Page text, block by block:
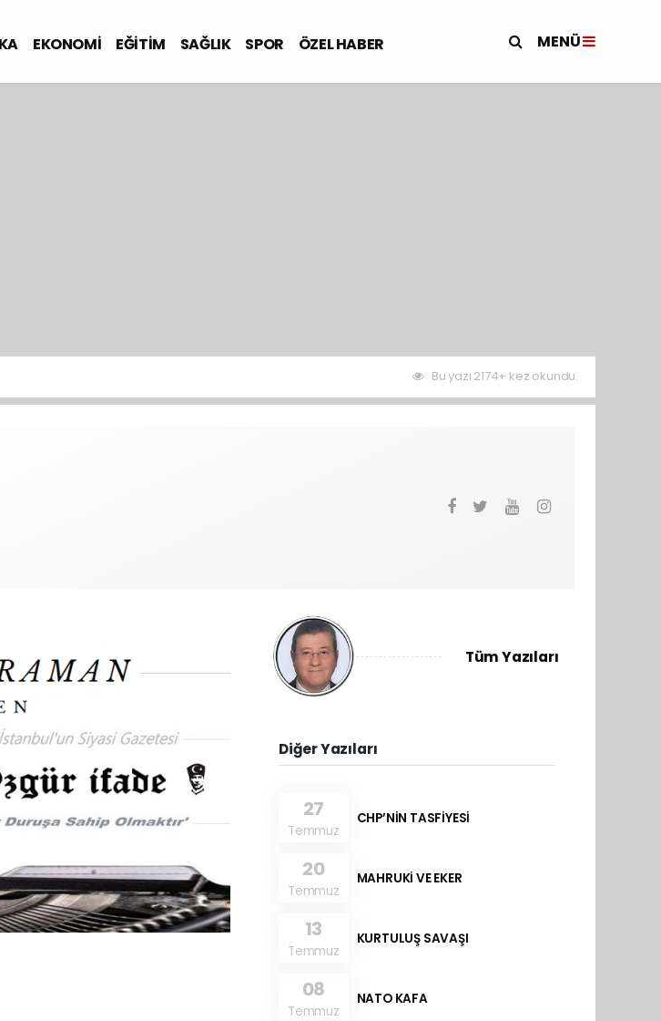
EKONOMİ EĞİTİM SAĞLIK SPOR ÖZEL HABER MENÜ
Bu yazı 2174+ kez okundu.
Tüm Yazıları
Diğer Yazıları
27
Temmuz
CHP’NİN TASFİYESİ
20
Temmuz
MAHRUKİ VE EKER
13
Temmuz
KURTULUŞ SAVAŞI
08
Temmuz
NATO KAFA